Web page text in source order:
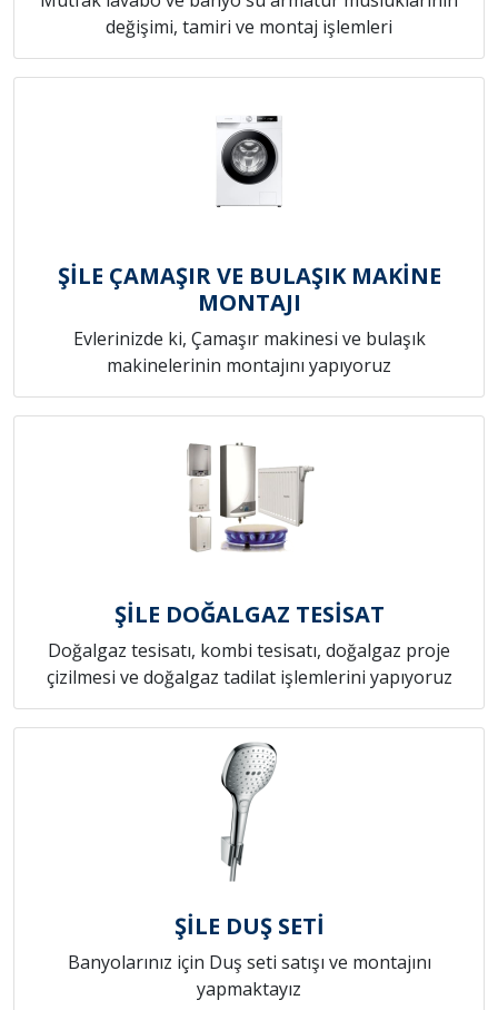
değişimi, tamiri ve montaj işlemleri
ŞİLE ÇAMAŞIR VE BULAŞIK MAKİNE
MONTAJI
Evlerinizde ki, Çamaşır makinesi ve bulaşık
makinelerinin montajını yapıyoruz
ŞİLE DOĞALGAZ TESİSAT
Doğalgaz tesisatı, kombi tesisatı, doğalgaz proje
çizilmesi ve doğalgaz tadilat işlemlerini yapıyoruz
ŞİLE DUŞ SETİ
Banyolarınız için Duş seti satışı ve montajını
yapmaktayız